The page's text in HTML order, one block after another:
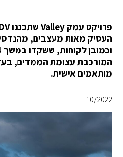
העסיק מאות מעצבים,
המורכבת עצומת הממדים,
מותאמים אישית.
10/2022